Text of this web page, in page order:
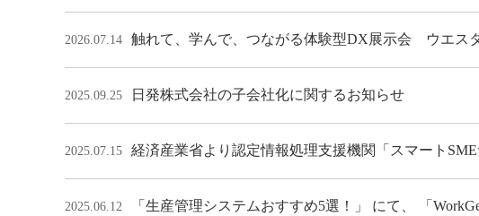
2026.07.14 触れて、学んで、つながる体験型DX展示会 ウエス
2025.09.25 日発株式会社の子会社化に関するお知らせ
2025.07.15 経済産業省より認定情報処理支援機関「スマート
2025.06.12 「生産管理システムおすすめ5選！」 にて、 「